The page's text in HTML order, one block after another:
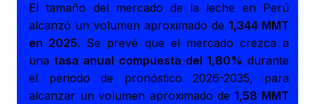
El tamaño del mercado de la leche en Perú
alcanzó un volumen aproximado de 1,344 MMT
en 2025. Se prevé que el mercado crezca a
una tasa anual compuesta del 1,80% durante
el periodo de pronóstico 2026-2035, para
alcanzar un volumen aproximado de 1,58 MMT